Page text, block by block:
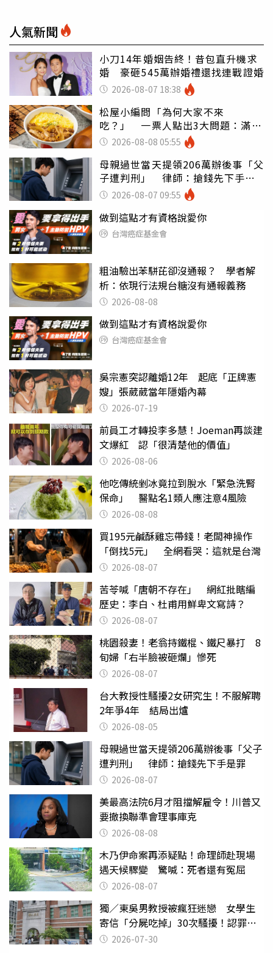
人氣新聞
小刀14年婚姻告終！昔包直升機求
婚 豪砸545萬辦婚禮還找連戰證婚
2026-08-07 18:38
松屋小編問「為何大家不來
吃？」 一票人點出3大問題：滿手
好牌打到爛
2026-08-08 05:55
母親過世當天提領206萬辦後事「父
子遭判刑」 律師：搶錢先下手是
罪 2026-08-07 09:55
做到這點才有資格說愛你
台灣癌症基金會
粗油驗出苯駢芘卻沒通報？ 學者解
析：依現行法規台糖沒有通報義務
2026-08-08
做到這點才有資格說愛你
台灣癌症基金會
吳宗憲突認離婚12年 起底「正牌憲
嫂」張葳葳當年隱婚內幕
2026-07-19
前員工才轉投李多慧！Joeman再談建
文爆紅 認「很清楚他的價值」
2026-08-06
他吃傳統剉冰竟拉到脫水「緊急洗腎
保命」 醫點名1類人應注意4風險
2026-08-08
買195元鹹酥雞忘帶錢！老闆神操作
「倒找5元」 全網看哭：這就是台灣
2026-08-07
苦苓喊「唐朝不存在」 網紅批瞎編
歷史：李白、杜甫用鮮卑文寫詩？
2026-08-07
桃園殺妻！老翁持鐵棍、鐵尺暴打 8
旬婦「右半臉被砸爛」慘死
2026-08-07
台大教授性騷擾2女研究生！不服解聘
2年爭4年 結局出爐
2026-08-05
母親過世當天提領206萬辦後事「父子
遭判刑」 律師：搶錢先下手是罪
2026-08-07
美最高法院6月才阻擋解雇令！川普又
要撤換聯準會理事庫克
2026-08-08
木乃伊命案再添疑點！命理師赴現場
遇天候驟變 驚喊：死者還有冤屈
2026-08-07
獨／東吳男教授被瘋狂迷戀 女學生
寄信「分屍吃掉」30次騷擾！認罪免
關 2026-07-30